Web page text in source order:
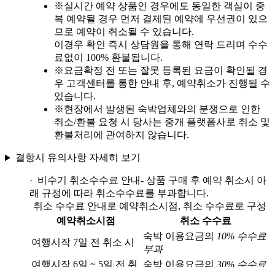
※실시간 예약 상품인 경우에도 동일한 객실이 중
복 예약될 경우 먼저 결제된 예약에 우선권이 있으
므로 예약이 취소될 수 있습니다.
이경우 확인 즉시 상담원을 통해 연락 드리며 수수
료없이 100% 환불됩니다.
※ 요금확정 전 또는 잘못 등록된 요금이 확인될 경
우 고객센터를 통한 안내 후, 예약취소가 진행될 수
있습니다.
※현장에서 발생된 숙박업체와의 분쟁으로 인한
취소/환불 요청 시 당사는 중개 플랫폼사로 취소 및
환불처리에 관여하지 않습니다.
결항시 유의사항 자세히 보기
· 비수기 취소수수료 안내- 상품 구매 후 예약 취소시 아
래 규정에 따라 취소수수료를 부과합니다.
취소 수수료 안내로 예약취소시점, 취소 수수료로 구성
예약취소시점
취소 수수료
여행시작 7일 전 취소 시
숙박 이용요금의 10% 수수료
부과
여행시작 6일 ~ 5일 전 취
숙박 이용요금의 30% 수수료